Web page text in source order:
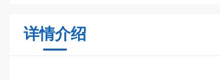
详情介绍